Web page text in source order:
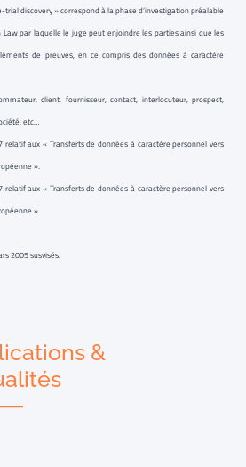
discovery » correspond à la phase d’investigation préalable
Law par laquelle le juge peut enjoindre les parties ainsi que les
de preuves, en ce compris des données à caractère
client, fournisseur, contact, interlocuteur, prospect,
etc…
aux « Transferts de données à caractère personnel vers
».
aux « Transferts de données à caractère personnel vers
».
2005 susvisés.
&